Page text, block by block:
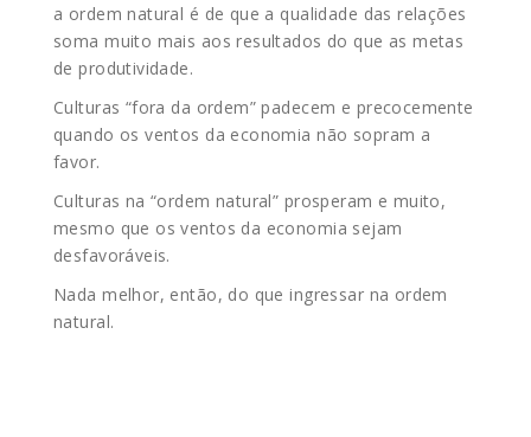
a ordem natural é de que a qualidade das relações
soma muito mais aos resultados do que as metas
de produtividade.
Culturas “fora da ordem” padecem e precocemente
quando os ventos da economia não sopram a
favor.
Culturas na “ordem natural” prosperam e muito,
mesmo que os ventos da economia sejam
desfavoráveis.
Nada melhor, então, do que ingressar na ordem
natural.